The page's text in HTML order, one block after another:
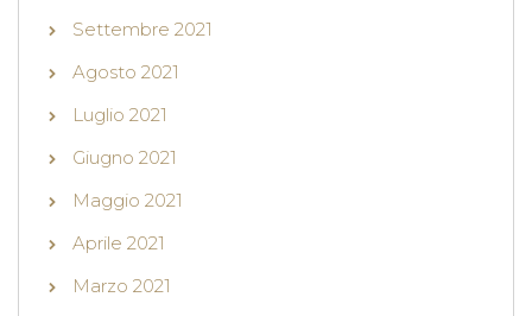
Settembre 2021
Agosto 2021
Luglio 2021
Giugno 2021
Maggio 2021
Aprile 2021
Marzo 2021